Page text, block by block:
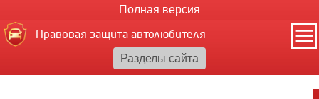
Полная версия
Правовая защита автолюбителя